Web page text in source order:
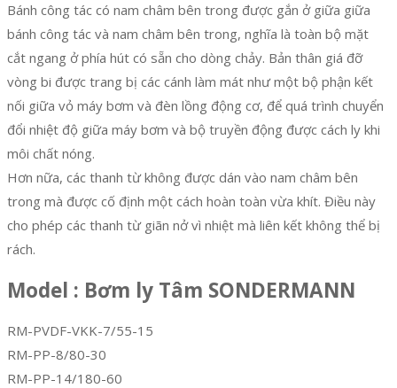
Bánh công tác có nam châm bên trong được gắn ở giữa giữa
bánh công tác và nam châm bên trong, nghĩa là toàn bộ mặt
cắt ngang ở phía hút có sẵn cho dòng chảy. Bản thân giá đỡ
vòng bi được trang bị các cánh làm mát như một bộ phận kết
nối giữa vỏ máy bơm và đèn lồng động cơ, để quá trình chuyển
đổi nhiệt độ giữa máy bơm và bộ truyền động được cách ly khi
môi chất nóng.
Hơn nữa, các thanh từ không được dán vào nam châm bên
trong mà được cố định một cách hoàn toàn vừa khít. Điều này
cho phép các thanh từ giãn nở vì nhiệt mà liên kết không thể bị
rách.
Model : Bơm ly Tâm SONDERMANN
RM-PVDF-VKK-7/55-15
RM-PP-8/80-30
RM-PP-14/180-60